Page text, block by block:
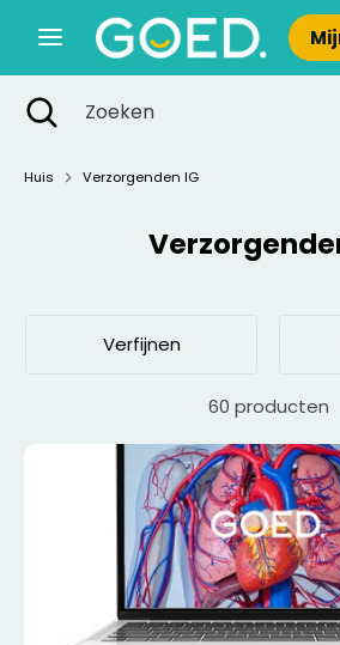
naar
ZoekenZoeken
Nieuw
ZoekenZoeken
Zoekopdracht
sluiten
Huis Verzorgenden IG
Verfijnen
60 producten